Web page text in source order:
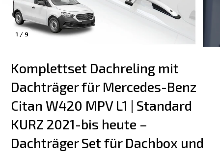
1 / 9
Komplettset Dachreling mit
Dachträger für Mercedes-Benz
Citan W420 MPV L1 | Standard
KURZ 2021-bis heute –
Dachträger Set für Dachbox und